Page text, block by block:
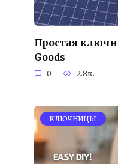
Простая
Goods
0 2.8к.
KЛЮЧНИЦЫ